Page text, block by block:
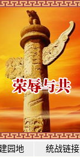
园地 统战链接